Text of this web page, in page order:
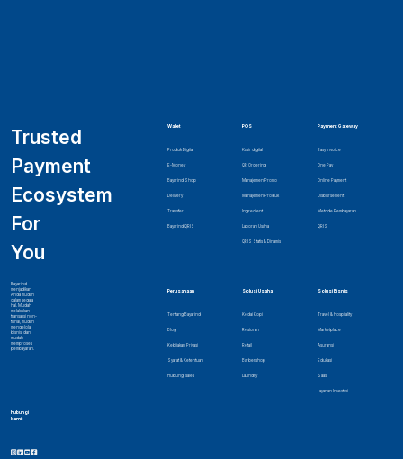
Trusted
Payment
Ecosystem
For
You
Bayarind
menjadikan
Anda mudah
dalam segala
hal. Mudah
melakukan
transaksi non-
tunai, mudah
mengelola
bisnis, dan
mudah
memproses
pembayaran.
Hubungi
kami:
Wallet
Produk Digital
E-Money
Bayarind Shop
Delivery
Transfer
Bayarind QRIS
POS
Kasir digital
QR Ordering
Manajemen Promo
Manajemen Produk
Ingredient
Laporan Usaha
QRIS Statis & Dinamis
Payment Gateway
Easy Invoice
One Pay
Online Payment
Disbursement
Metode Pembayaran
QRIS
Perusahaan
Tentang Bayarind
Blog
Kebijakan Privasi
Syarat & Ketentuan
Hubungi sales
Solusi Usaha
Kedai Kopi
Restoran
Retail
Barbershop
Laundry
Solusi Bisnis
Travel & Hospitality
Marketplace
Asuransi
Edukasi
Saas
Layanan Investasi